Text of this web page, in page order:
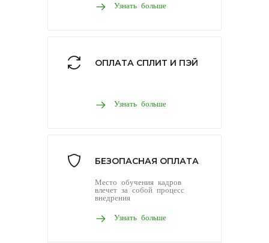
Узнать больше
ОПЛАТА СПЛИТ И ПЭЙ
Узнать больше
БЕЗОПАСНАЯ ОПЛАТА
Место обучения кадров
влечет за собой процесс
внедрения
Узнать больше